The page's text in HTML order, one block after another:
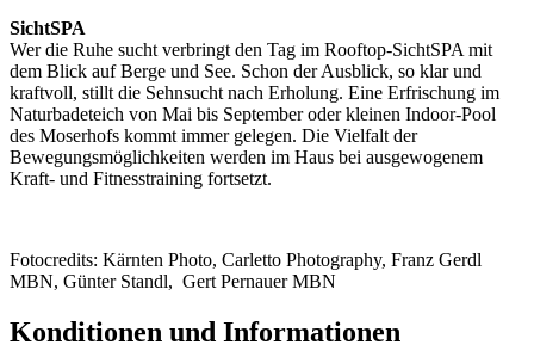
SichtSPA
Wer die Ruhe sucht verbringt den Tag im Rooftop-SichtSPA mit
dem Blick auf Berge und See. Schon der Ausblick, so klar und
kraftvoll, stillt die Sehnsucht nach Erholung. Eine Erfrischung im
Naturbadeteich von Mai bis September oder kleinen Indoor-Pool
des Moserhofs kommt immer gelegen. Die Vielfalt der
Bewegungsmöglichkeiten werden im Haus bei ausgewogenem
Kraft- und Fitnesstraining fortsetzt.
Fotocredits: Kärnten Photo, Carletto Photography, Franz Gerdl
MBN, Günter Standl, Gert Pernauer MBN
Konditionen und Informationen